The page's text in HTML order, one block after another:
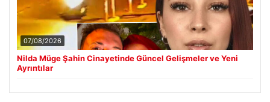
07/08/2026
Nilda Müge Şahin Cinayetinde Güncel Gelişmeler ve Yeni
Ayrıntılar